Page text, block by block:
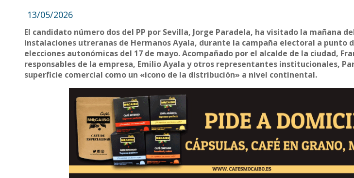
13/05/2026
El candidato número dos del PP por Sevilla, Jorge Paradela, ha visitado la mañana
instalaciones utreranas de Hermanos Ayala, durante la campaña electoral a punto
elecciones autonómicas del 17 de mayo. Acompañado por el alcalde de la ciudad,
responsables de la empresa, Emilio Ayala y otros representantes institucionales,
superficie comercial como un «icono de la distribución» a nivel continental.